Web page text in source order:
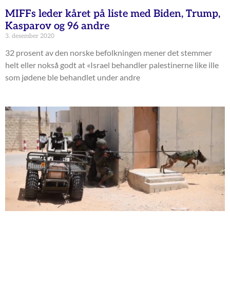
MIFFs leder kåret på liste med Biden, Trump,
Kasparov og 96 andre
3. desember 2020
32 prosent av den norske befolkningen mener det stemmer
helt eller nokså godt at «Israel behandler palestinerne like ille
som jødene ble behandlet under andre